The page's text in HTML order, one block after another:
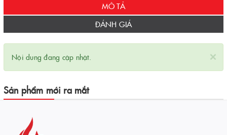
MÔ TẢ
ĐÁNH GIÁ
×
Nội dung đang cập nhật.
Sản phẩm mới ra mắt